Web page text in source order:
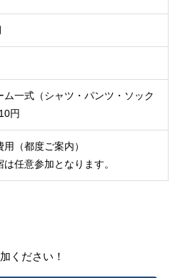
ム一式（シャツ・パンツ・ソック
円
（都度ご案内）
任意参加となります。
ください！